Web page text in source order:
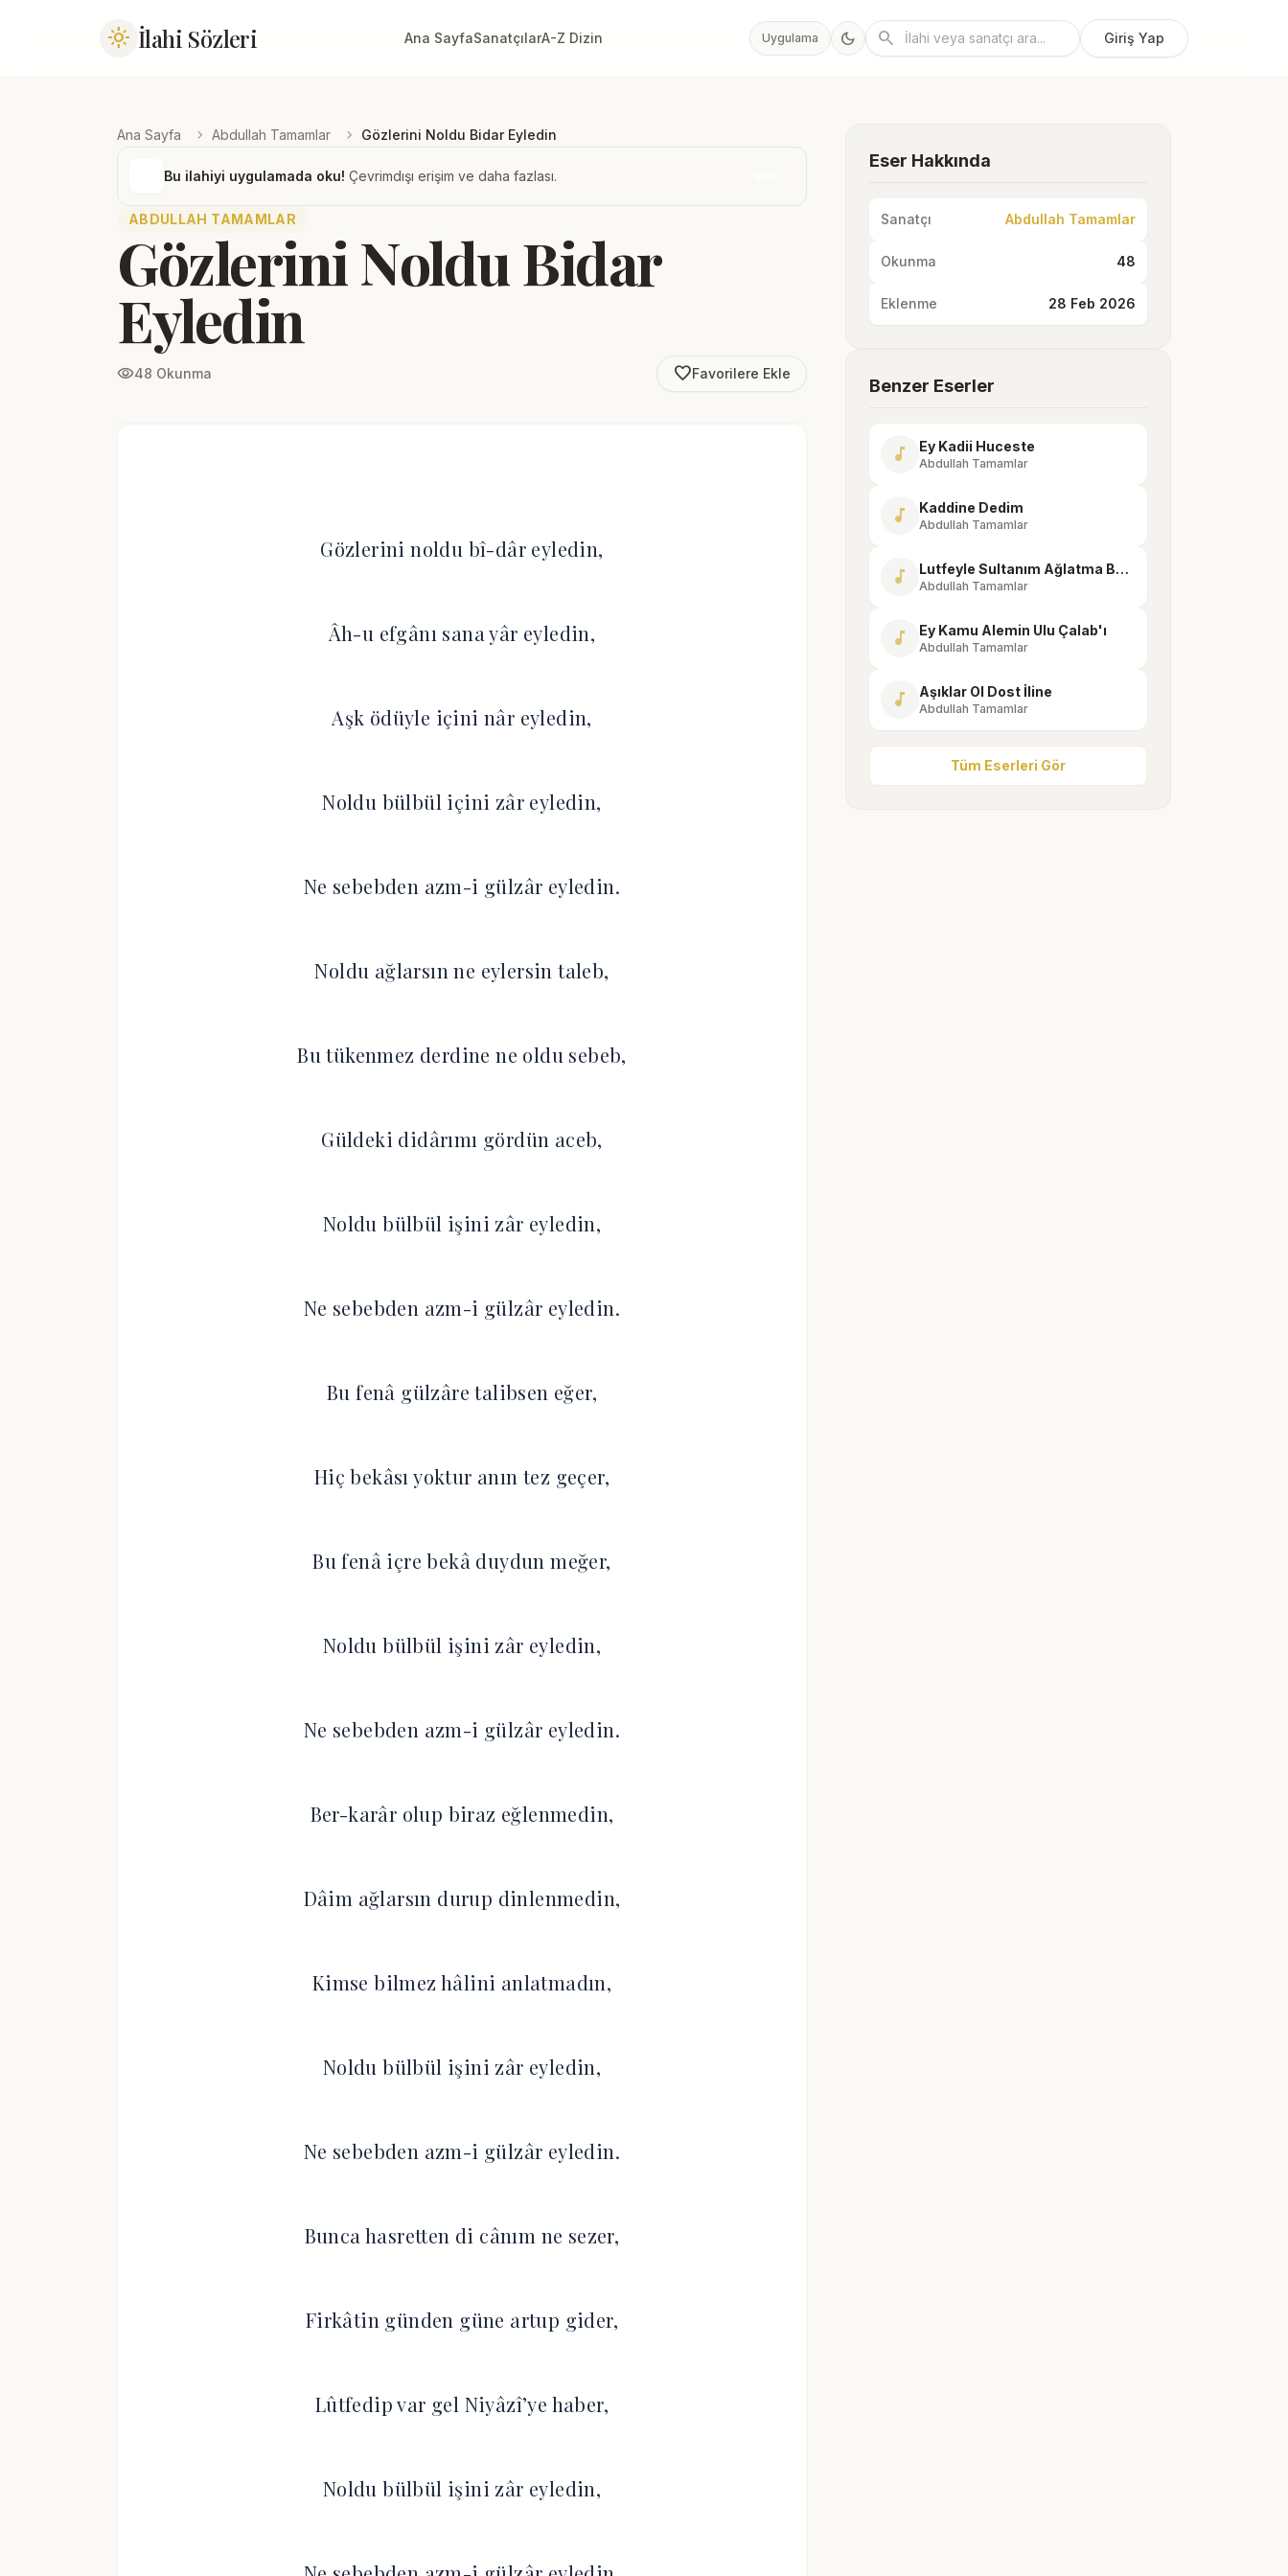
light_mode İlahi Sözleri Ana SayfaSanatçılarA-Z Dizin Uygulama dark_mode search Giriş Yap
Ana Sayfa chevron_right Abdullah Tamamlar chevron_right Gözlerini Noldu Bidar Eyledin
Bu ilahiyi uygulamada oku! Çevrimdışı erişim ve daha fazlası.
ABDULLAH TAMAMLAR
Gözlerini Noldu Bidar
Eyledin
visibility48 Okunma favorite_borderFavorilere Ekle
Gözlerini noldu bî-dâr eyledin,
Âh-u efgânı sana yâr eyledin,
Aşk ödüyle içini nâr eyledin,
Noldu bülbül içini zâr eyledin,
Ne sebebden azm-i gülzâr eyledin.
Noldu ağlarsın ne eylersin taleb,
Bu tükenmez derdine ne oldu sebeb,
Güldeki didârımı gördün aceb,
Noldu bülbül işini zâr eyledin,
Ne sebebden azm-i gülzâr eyledin.
Bu fenâ gülzâre talibsen eğer,
Hiç bekâsı yoktur anın tez geçer,
Bu fenâ içre bekâ duydun meğer,
Noldu bülbül işini zâr eyledin,
Ne sebebden azm-i gülzâr eyledin.
Ber-karâr olup biraz eğlenmedin,
Dâim ağlarsın durup dinlenmedin,
Kimse bilmez hâlini anlatmadın,
Noldu bülbül işini zâr eyledin,
Ne sebebden azm-i gülzâr eyledin.
Bunca hasretten di cânım ne sezer,
Firkâtin günden güne artup gider,
Lûtfedip var gel Niyâzî’ye haber,
Noldu bülbül işini zâr eyledin,
Eser Hakkında
Sanatçı Abdullah Tamamlar
Okunma 48
Eklenme 28 Feb 2026
Benzer Eserler
music_note Ey Kadii Huceste
Abdullah Tamamlar
music_note Kaddine Dedim
Abdullah Tamamlar
music_note Lutfeyle Sultanım Ağlatma Beni
Abdullah Tamamlar
music_note Ey Kamu Alemin Ulu Çalab'ı
Abdullah Tamamlar
music_note Aşıklar Ol Dost İline
Abdullah Tamamlar
Tüm Eserleri Gör